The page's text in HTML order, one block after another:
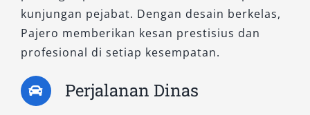
kunjungan pejabat. Dengan desain berkelas,
Pajero memberikan kesan prestisius dan
profesional di setiap kesempatan.
Perjalanan Dinas